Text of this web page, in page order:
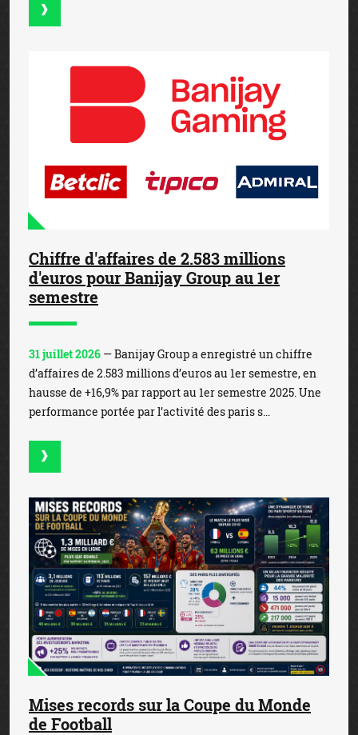
Chiffre d'affaires de 2.583 millions
d'euros pour Banijay Group au 1er
semestre
31 juillet 2026 — Banijay Group a enregistré un chiffre
d’affaires de 2.583 millions d’euros au 1er semestre, en
hausse de +16,9% par rapport au 1er semestre 2025. Une
performance portée par l’activité des paris s...
Mises records sur la Coupe du Monde
de Football